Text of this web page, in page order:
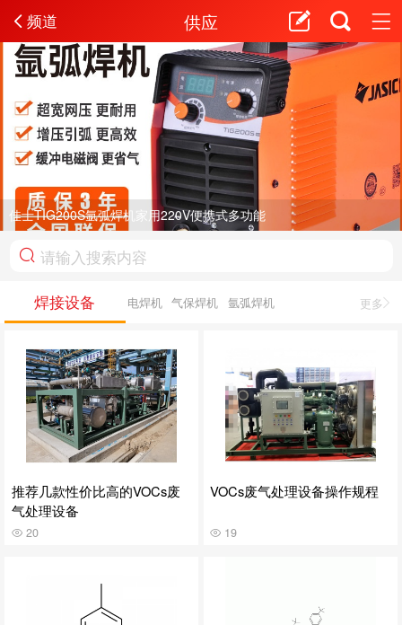
频道 供应
佳士TIG200S氩弧焊机家用220V便携式多功能
焊接设备 电焊机 气保焊机 氩弧焊机 更多
推荐几款性价比高的VOCs废
气处理设备
20
VOCs废气处理设备操作规程
19